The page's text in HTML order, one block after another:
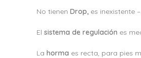
No tienen Drop, es inexistente
El sistema de regulación es
La horma es recta, para pies